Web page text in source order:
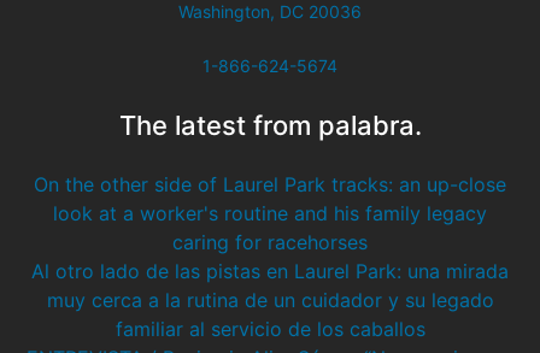
Washington, DC 20036
1-866-624-5674
The latest from palabra.
On the other side of Laurel Park tracks: an up-close
look at a worker's routine and his family legacy
caring for racehorses
Al otro lado de las pistas en Laurel Park: una mirada
muy cerca a la rutina de un cuidador y su legado
familiar al servicio de los caballos